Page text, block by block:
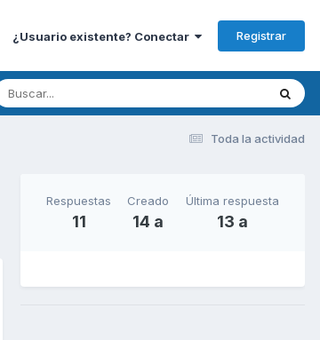
¿Usuario existente? Conectar Registrar
Toda la actividad
Respuestas
11
Creado
14 a
Última respuesta
13 a